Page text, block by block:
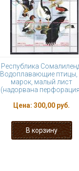
Республика
Водоплавающие птицы,
марок, малый лист
(надорвана
Цена: 300,00 руб.